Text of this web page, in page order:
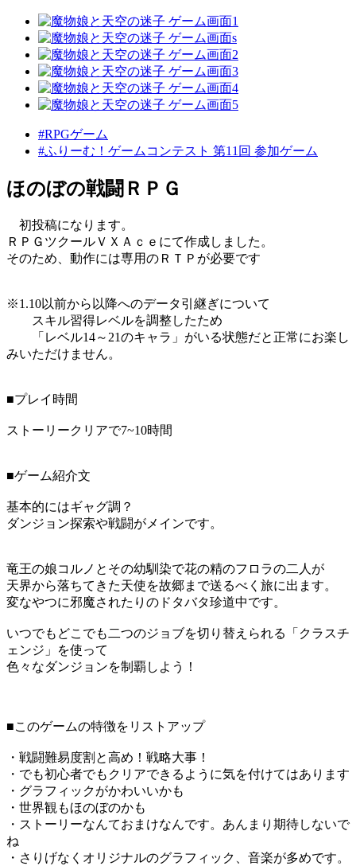
#RPGゲーム
#ふりーむ！ゲームコンテスト 第11回 参加ゲーム
ほのぼの戦闘ＲＰＧ
初投稿になります。
ＲＰＧツクールＶＸＡｃｅにて作成しました。
そのため、動作には専用のＲＴＰが必要です
※1.10以前から以降へのデータ引継ぎについて
スキル習得レベルを調整したため
「レベル14～21のキャラ」がいる状態だと正常にお楽し
みいただけません。
■プレイ時間
ストーリークリアで7~10時間
■ゲーム紹介文
基本的にはギャグ調？
ダンジョン探索や戦闘がメインです。
竜王の娘コルノとその幼馴染で花の精のフロラの二人が
天界から落ちてきた天使を故郷まで送るべく旅に出ます。
変なやつに邪魔されたりのドタバタ珍道中です。
いつでもどこでも二つのジョブを切り替えられる「クラスチ
ェンジ」を使って
色々なダンジョンを制覇しよう！
■このゲームの特徴をリストアップ
・戦闘難易度割と高め！戦略大事！
・でも初心者でもクリアできるように気を付けてはあります
・グラフィックがかわいいかも
・世界観もほのぼのかも
・ストーリーなんておまけなんです。あんまり期待しないで
ね
・さりげなくオリジナルのグラフィック、音楽が多めです。